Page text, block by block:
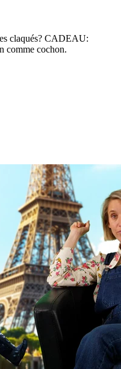
claqués? CADEAU:
comme cochon.